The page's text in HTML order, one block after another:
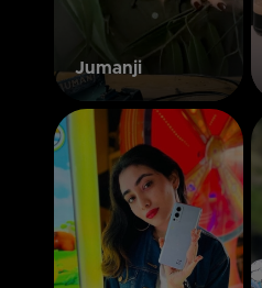
Jumanji